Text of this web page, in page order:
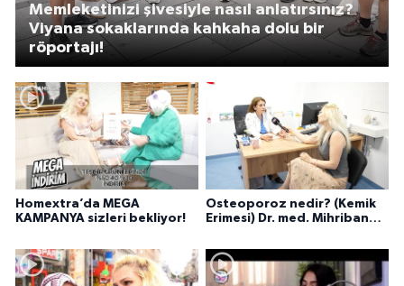
Homextra’da MEGA
KAMPANYA sizleri bekliyor!
Osteoporoz nedir? (Kemik
Erimesi) Dr. med. Mihriban
Memleketinizi şivesiyle nasıl anlatırsınız?
Viyana sokaklarında kahkaha dolu bir
röportajı!